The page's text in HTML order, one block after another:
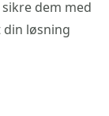
dem med
løsning